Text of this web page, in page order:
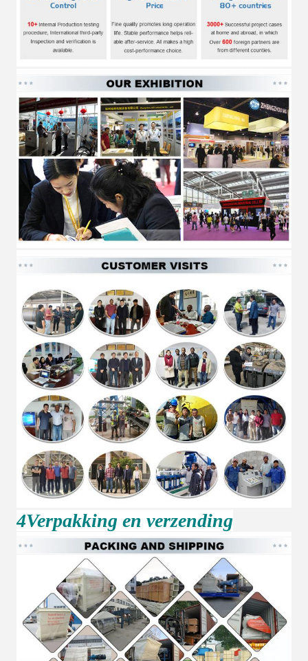
4Verpakking en verzending